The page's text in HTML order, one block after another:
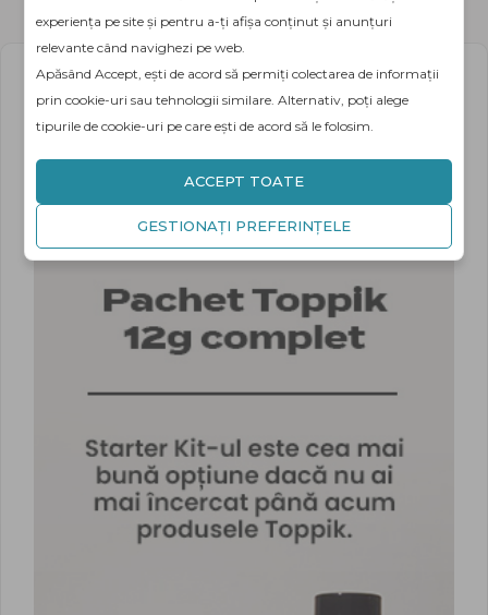
experiența pe site și pentru a-ți afișa conținut și anunțuri
relevante când navighezi pe web.
Apăsând Accept, ești de acord să permiți colectarea de informații
prin cookie-uri sau tehnologii similare. Alternativ, poți alege
tipurile de cookie-uri pe care ești de acord să le folosim.
GESTIONAȚI PREFERINȚELE
ACCEPT TOATE